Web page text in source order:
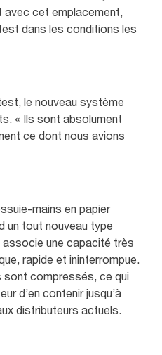
cet emplacement,
dans les conditions les
le nouveau système
« Ils sont absolument
ce dont nous avions
mains en papier
un tout nouveau type
associe une capacité très
rapide et ininterrompue.
sont compressés, ce qui
d’en contenir jusqu’à
distributeurs actuels.